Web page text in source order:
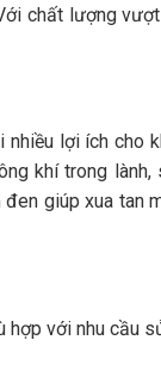
chất lượng
lợi ích cho
khí trong
giúp xua tan
với nhu cầu